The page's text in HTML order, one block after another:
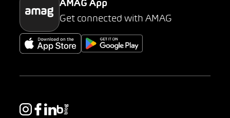
AMAG App
Get connected with AMAG